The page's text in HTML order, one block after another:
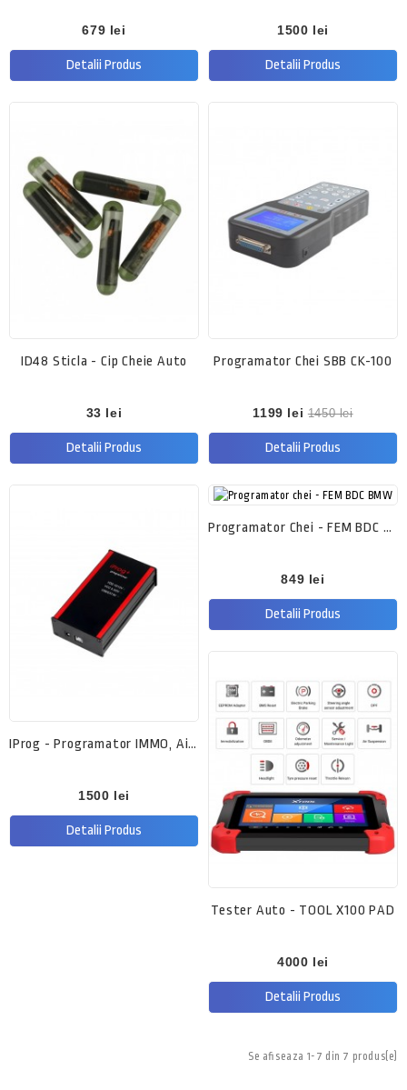
679 lei
Detalii Produs
1500 lei
Detalii Produs
ID48 Sticla - Cip Cheie Auto
33 lei
Detalii Produs
Programator Chei SBB CK-100
1199 lei 1450 lei
Detalii Produs
IProg - Programator IMMO, Airbag
1500 lei
Detalii Produs
Programator Chei - FEM BDC BMW
849 lei
Detalii Produs
Tester Auto - TOOL X100 PAD
4000 lei
Detalii Produs
Se afiseaza 1-7 din 7 produs(e)